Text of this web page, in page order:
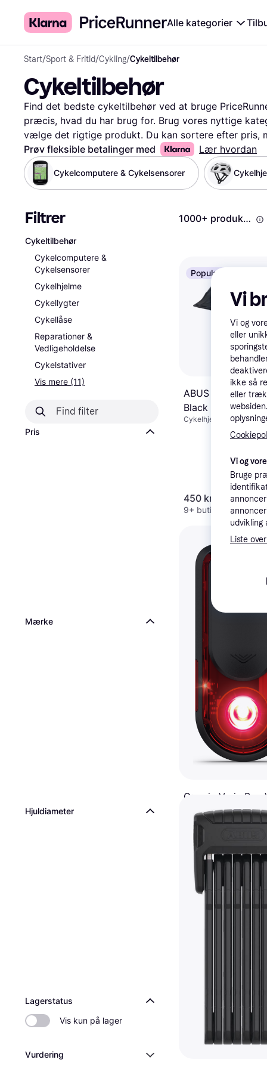
Alle kategorier
Start/Sport & Fritid/Cykling/Cykeltilbehør
Cykeltilbehør
Find det bedste cykeltilbehør ved at bruge
præcis, hvad du har brug for. Brug vores nyttige
vælge det rigtige produkt. Du kan sortere efter pris,
hjælper dig med at træffe den rette beslutning
Sammenlign priser på millioner af produkter og læs
en bedre forståelse af kvaliteten. Uanset om du
vores filtre gøre søgningen lettere og mere
Prøv fleksible betalinger med Lær hvordan
Cykelcomputere & Cykelsensorer
Filtrer
Cykeltilbehør
Cykelcomputere &
Cykelsensorer
Cykelhjelme
Cykellygter
Cykellåse
Reparationer &
Vedligeholdelse
Cykelstativer
Vis mere (11)
Pris
Mærke
Hjuldiameter
Lagerstatus
Vis kun på lager
Vurdering
1000+ produkter
Populær
ABUS Urban I 3.0
Black
Cykelhjelm til bykørsel,
450 kr.
9+ butikker
Garmin Varia
820 Baglygte
1.799 kr.
6 butikker
Vi
Vi og
eller
ikke så
eller
Vi og
Bruge
udvikling
Liste